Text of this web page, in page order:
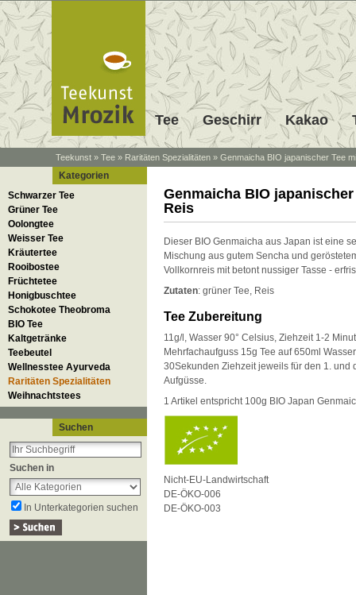
Tee Geschirr Kakao
Teekunst » Tee » Raritäten Spezialitäten » Genmaicha BIO japanischer Tee
Kategorien
Schwarzer Tee
Grüner Tee
Oolongtee
Weisser Tee
Kräutertee
Rooibostee
Früchtetee
Honigbuschtee
Schokotee Theobroma
BIO Tee
Kaltgetränke
Teebeutel
Wellnesstee Ayurveda
Raritäten Spezialitäten
Weihnachtstees
Suchen
Suchen in
In Unterkategorien suchen
Genmaicha BIO
Reis
Dieser BIO Genmaicha aus Japan ist eine
Mischung aus gutem Sencha und
Vollkornreis mit betont nussiger Tasse -
Zutaten: grüner Tee, Reis
Tee Zubereitung
11g/l, Wasser 90° Celsius, Ziehzeit 1-2
Mehrfachaufguss 15g Tee auf 650ml
30Sekunden Ziehzeit jeweils für den 1. und
Aufgüsse.
1 Artikel entspricht 100g BIO Japan
Nicht-EU-Landwirtschaft
DE-ÖKO-006
DE-ÖKO-003